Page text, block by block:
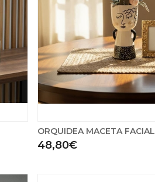
ORQUIDEA MACETA FACIAL
48,80€